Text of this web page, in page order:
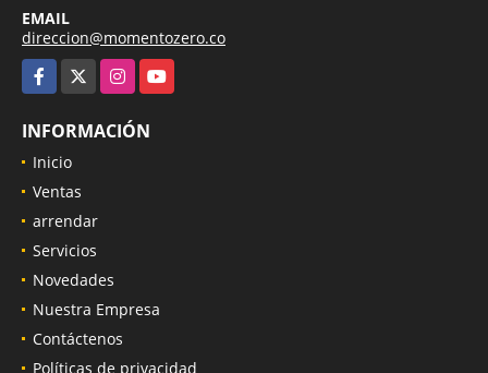
EMAIL
direccion@momentozero.co
Facebook
InstagramYouTube
INFORMACIÓN
Inicio
Ventas
arrendar
Servicios
Novedades
Nuestra Empresa
Contáctenos
Políticas de privacidad